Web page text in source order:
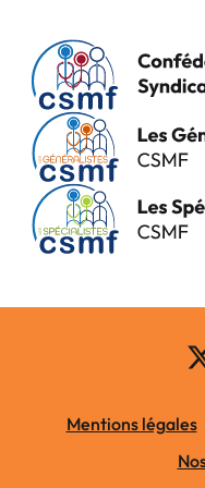
Mentions légales